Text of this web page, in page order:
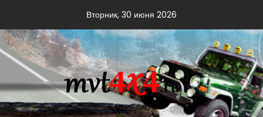
content
Вторник, 30 июня 2026